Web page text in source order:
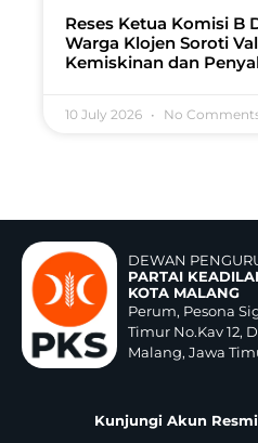
Reses Ketua Komisi B
Warga Klojen Soroti
Kemiskinan dan
10 July 2026 No
DEWAN
PARTAI
KOTA MALANG
Perum, Pesona
Timur No.Kav 12,
Malang, Jawa
Kunjungi Akun